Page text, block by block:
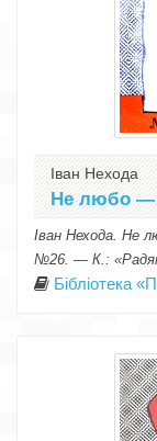
Іван Нехода
Не любо —
Іван Нехода. Не
№26. — К.:
Бібліотека